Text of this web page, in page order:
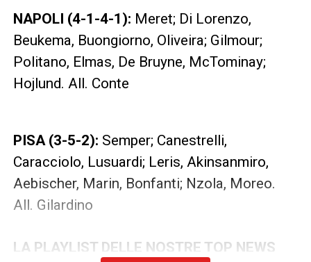
NAPOLI (4-1-4-1): Meret; Di Lorenzo,
Beukema, Buongiorno, Oliveira; Gilmour;
Politano, Elmas, De Bruyne, McTominay;
Hojlund. All. Conte
PISA (3-5-2): Semper; Canestrelli,
Caracciolo, Lusuardi; Leris, Akinsanmiro,
Aebischer, Marin, Bonfanti; Nzola, Moreo.
All. Gilardino
LA PLAYLIST DELLE NOSTRE TOP NEWS